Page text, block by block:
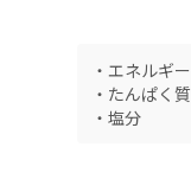
・ エネルギー
・ たんぱく質
・ 塩分